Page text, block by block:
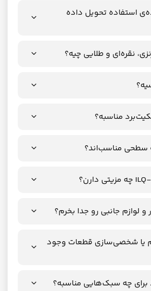
استفاده تحویل داده
نقره‌ای و طلایی چیه؟
مناسبه؟
سطحی مناسب‌اند؟
و لوازم جانبی رو جدا بخرم؟
یا شخصی‌سازی قطعات وجود
برای چه سبک‌هایی مناسبه؟